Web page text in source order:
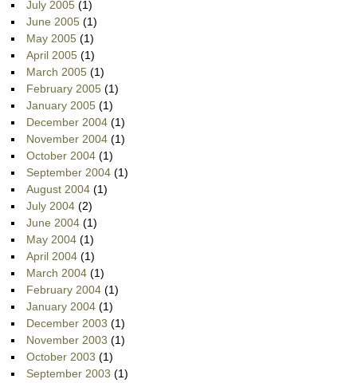
July 2005 (1)
June 2005 (1)
May 2005 (1)
April 2005 (1)
March 2005 (1)
February 2005 (1)
January 2005 (1)
December 2004 (1)
November 2004 (1)
October 2004 (1)
September 2004 (1)
August 2004 (1)
July 2004 (2)
June 2004 (1)
May 2004 (1)
April 2004 (1)
March 2004 (1)
February 2004 (1)
January 2004 (1)
December 2003 (1)
November 2003 (1)
October 2003 (1)
September 2003 (1)